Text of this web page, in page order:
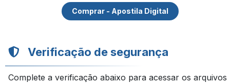
Comprar - Apostila Digital
Verificação de segurança
Complete a verificação abaixo para acessar os arquivos